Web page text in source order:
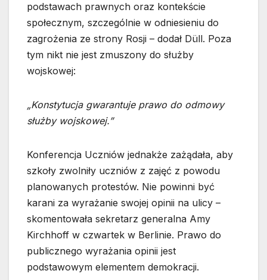
podstawach prawnych oraz kontekście
społecznym, szczególnie w odniesieniu do
zagrożenia ze strony Rosji – dodał Düll. Poza
tym nikt nie jest zmuszony do służby
wojskowej:
„Konstytucja gwarantuje prawo do odmowy
służby wojskowej.”
Konferencja Uczniów jednakże zażądała, aby
szkoły zwolniły uczniów z zajęć z powodu
planowanych protestów. Nie powinni być
karani za wyrażanie swojej opinii na ulicy –
skomentowała sekretarz generalna Amy
Kirchhoff w czwartek w Berlinie. Prawo do
publicznego wyrażania opinii jest
podstawowym elementem demokracji.